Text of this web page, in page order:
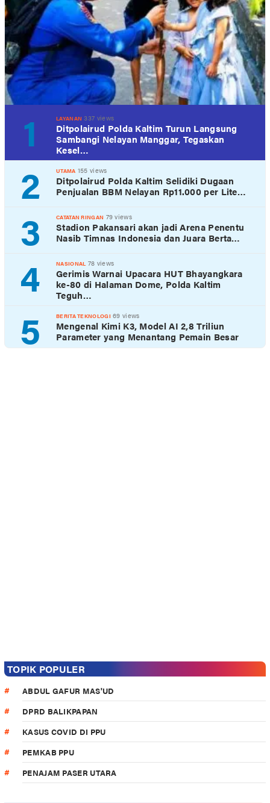
1 LAYANAN 337 views
Ditpolairud Polda Kaltim Turun Langsung
Sambangi Nelayan Manggar, Tegaskan
Kesel…
2 UTAMA 155 views
Ditpolairud Polda Kaltim Selidiki Dugaan
Penjualan BBM Nelayan Rp11.000 per Lite…
3 CATATAN RINGAN 79 views
Stadion Pakansari akan jadi Arena Penentu
Nasib Timnas Indonesia dan Juara Berta…
4 NASIONAL 78 views
Gerimis Warnai Upacara HUT Bhayangkara
ke-80 di Halaman Dome, Polda Kaltim
Teguh…
5 BERITA TEKNOLOGI 69 views
Mengenal Kimi K3, Model AI 2,8 Triliun
Parameter yang Menantang Pemain Besar
TOPIK POPULER
ABDUL GAFUR MAS'UD
DPRD BALIKPAPAN
KASUS COVID DI PPU
PEMKAB PPU
PENAJAM PASER UTARA